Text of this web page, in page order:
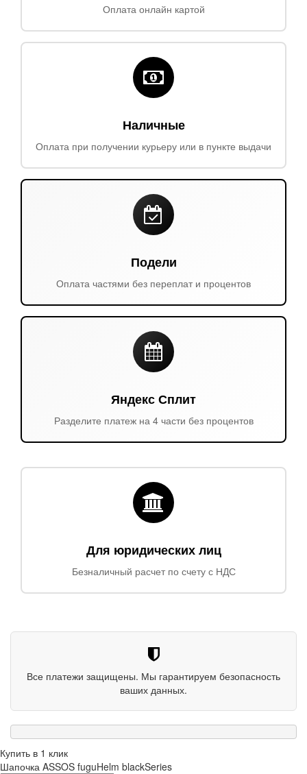
Оплата онлайн картой
Наличные
Оплата при получении курьеру или в пункте выдачи
Подели
Оплата частями без переплат и процентов
Яндекс Сплит
Разделите платеж на 4 части без процентов
Для юридических лиц
Безналичный расчет по счету с НДС
Все платежи защищены. Мы гарантируем безопасность
ваших данных.
Купить в 1 клик
Шапочка ASSOS fuguHelm blackSeries